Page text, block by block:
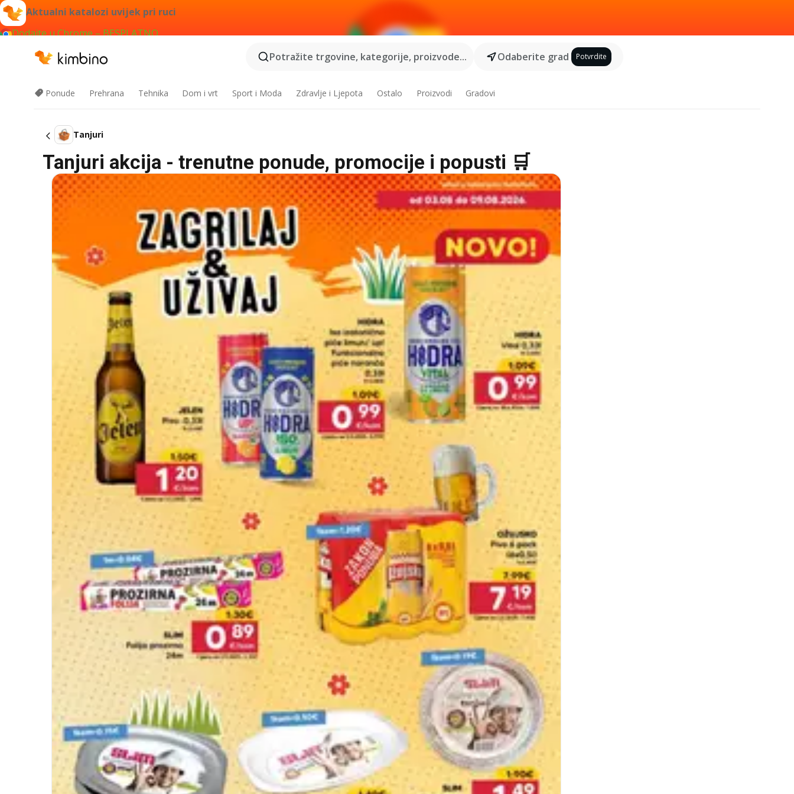
Aktualni katalozi uvijek pri ruci
Dodajte u Chrome – BESPLATNO
Potražite trgovine, kategorije, proizvode...
Odaberite grad Potvrdite
Ponude Prehrana Tehnika Dom i vrt Sport i Moda Zdravlje i Ljepota Ostalo Proizvodi Gradovi
Tanjuri
Tanjuri akcija - trenutne ponude, promocije i popusti 🛒